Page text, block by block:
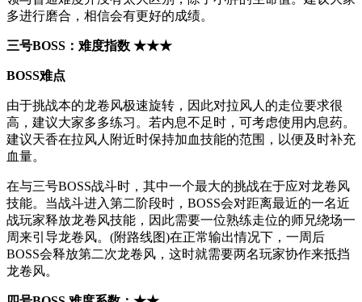
多进行磨合，相信会有更好的成绩。
三号BOSS：难度指数 ★★★
BOSS难点
由于挑战本的龙卷风极速旋转，因此对拉风人的走位要求很
高，建议大家多多练习。若内息不足时，可考虑使用内息药。
建议天香在拉风人附近时保持加血技能的范围，以便及时补充
血量。
在与三号BOSS战斗时，其中一个最大的挑战在于应对龙卷风
技能。当战斗进入第二阶段时，BOSS会对距离最近的一名近
战玩家释放龙卷风技能，因此需要一位熟练走位的师兄绕场一
周来引导龙卷风。(附路线图)在正常输出情况下，一周后
BOSS会释放第二次龙卷风，这时就需要两名玩家协作来抵挡
龙卷风。